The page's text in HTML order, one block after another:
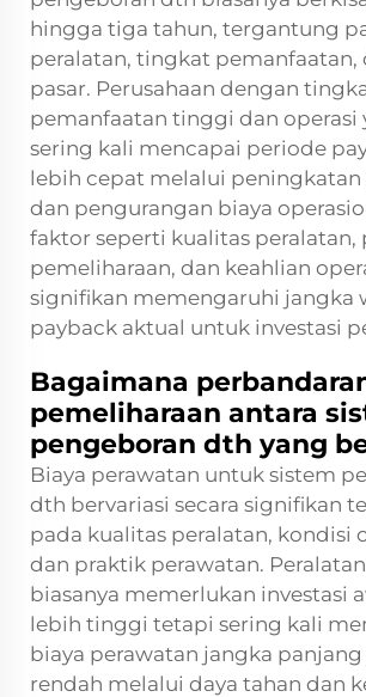
hingga tiga tahun, tergantung
peralatan, tingkat pemanfaatan,
pasar. Perusahaan dengan
pemanfaatan tinggi dan operasi
sering kali mencapai periode
lebih cepat melalui
dan pengurangan biaya
faktor seperti kualitas peralatan,
pemeliharaan, dan keahlian
signifikan memengaruhi jangka
payback aktual untuk investasi
Bagaimana
pemeliharaan antara
pengeboran dth yang
Biaya perawatan untuk sistem
dth bervariasi secara signifikan
pada kualitas peralatan, kondisi
dan praktik perawatan.
biasanya memerlukan investasi
lebih tinggi tetapi sering kali
biaya perawatan jangka
rendah melalui daya tahan dan